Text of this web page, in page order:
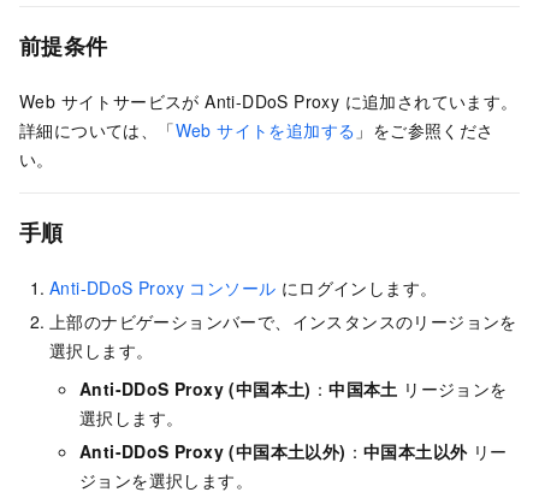
前提条件
Web サイトサービスが Anti-DDoS Proxy に追加されています。
詳細については、「Web サイトを追加する 」をご参照くださ
い。
手順
Anti-DDoS Proxy コンソール にログインします。
上部のナビゲーションバーで、インスタンスのリージョンを
選択します。
Anti-DDoS Proxy (中国本土) ：中国本土 リージョンを
選択します。
Anti-DDoS Proxy (中国本土以外) ：中国本土以外リー
ジョンを選択します。